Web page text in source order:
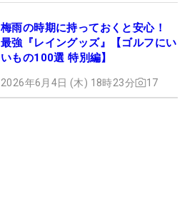
梅雨の時期に持っておくと安心！
最強『レイングッズ』【ゴルフにい
いもの100選 特別編】
2026年6月4日 (木) 18時23分 17